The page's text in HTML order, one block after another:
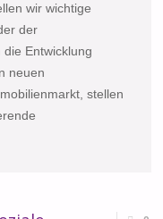
wir wichtige
der
Entwicklung
neuen
stellen